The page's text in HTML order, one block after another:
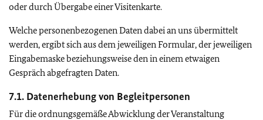
oder durch Übergabe einer Visitenkarte.
Welche personenbezogenen Daten dabei an uns übermittelt
werden, ergibt sich aus dem jeweiligen Formular, der jeweiligen
Eingabemaske beziehungsweise den in einem etwaigen
Gespräch abgefragten Daten.
7.1. Datenerhebung von Begleitpersonen
Für die ordnungsgemäße Abwicklung der Veranstaltung